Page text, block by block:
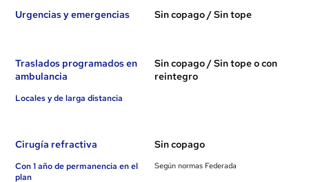
Urgencias y emergencias Sin copago / Sin tope
Traslados programados en
ambulancia
Locales y de larga distancia
Sin copago / Sin tope o con
reintegro
Cirugía refractiva
Con 1 año de permanencia en el
plan
Sin copago
Según normas Federada